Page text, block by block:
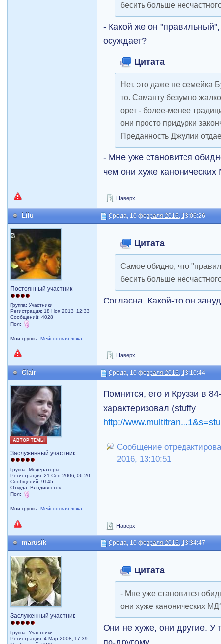
бесить больше
- Какой же он "правильный",
осуждает?
Цитата
Нет, это даже не семейка
то. Саманту безумно
орет - более-менее
они просто придурки
Преданность Джулии
- Мне уже становится
чем они хуже
Наверх
Lilu Среда, 10 февраля 2016, 13:06:26
Постоянный участник
Группа: Участники
Регистрация: 18 Ноя 2013, 12:33
Сообщений: 4028
Пол:
Мои группы:Мейсонская ложа
Цитата
Самое обидно, что
бесить больше
Согласна. Какой-то он
Наверх
Clair Среда, 10 февраля 2016, 13:10:44
АВТОР ТЕМЫ
Заслуженный участник
Группа: Модераторы
Регистрация: 21 Сен 2006, 06:20
Сообщений: 9145
Откуда: Владивосток
Пол:
Мои группы:Мейсонская ложа
Помнится, его и Круззи в
характеризовал (stuffy
http://
Сообщение
2016, 13:10:51
Наверх
marusik Среда, 10 февраля 2016, 13:34:47
Заслуженный участник
Группа: Участники
Регистрация: 4 Мар 2008, 17:39
Цитата
- Мне уже становится
они хуже канонических
Они не хуже, они другие. У
по-другому.